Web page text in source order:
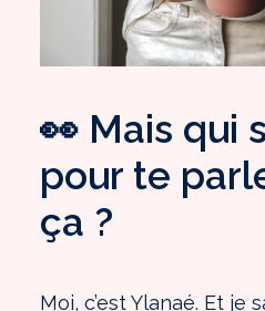
👀 Mais qui
pour te
ça ?
Moi, c’est Ylanaé. Et je